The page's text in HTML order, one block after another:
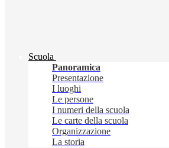
Scuola
Panoramica
Presentazione
I luoghi
Le persone
I numeri della scuola
Le carte della scuola
Organizzazione
La storia